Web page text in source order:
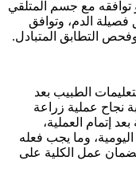
توافقه مع جسم المتلقي
الدم، وتوافق
الطبيب بعد
نجاح عملية زراعة
إتمام العملية،
وما يجب فعله
لضمان عمل الكلية على